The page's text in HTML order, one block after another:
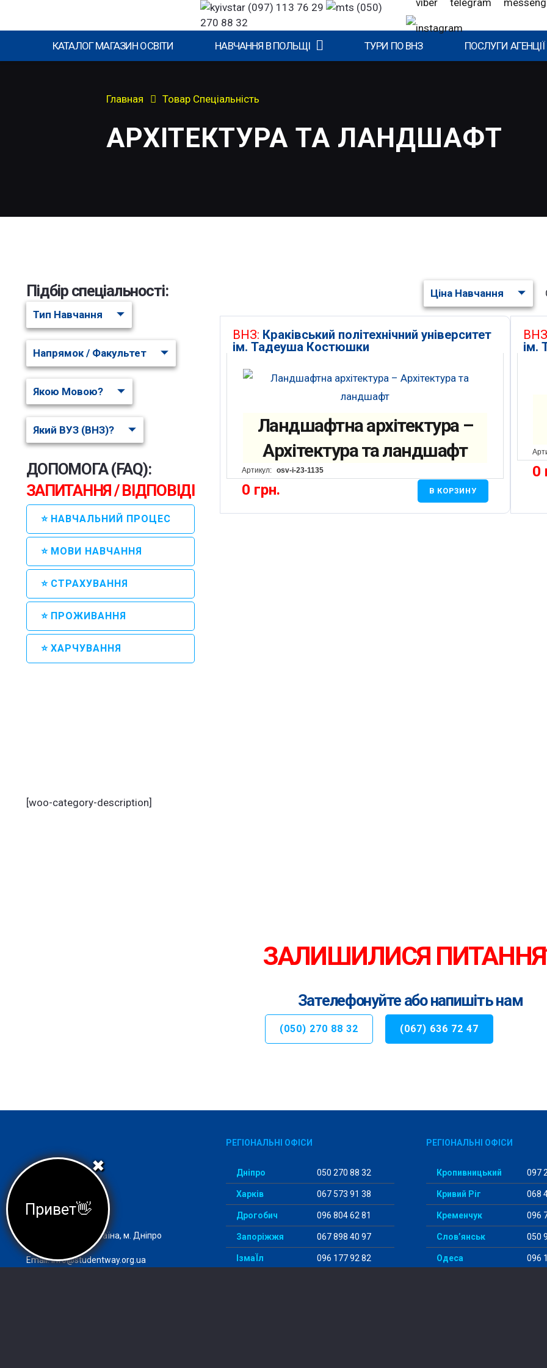
(097) 113 76 29
(050)
270 88 32
КАТАЛОГ МАГАЗИН ОСВІТИ
НАВЧАННЯ В ПОЛЬЩІ ТУРИ ПО ВНЗ ПОСЛУГИ АГЕНЦІЇ
Главная Товар Спеціальність
АРХІТЕКТУРА ТА ЛАНДШАФТ
Підбір спеціальності:
Тип Навчання
Напрямок / Факультет
Якою Мовою?
Який ВУЗ (ВНЗ)?
ДОПОМОГА (FAQ):
ЗАПИТАННЯ / ВІДПОВІДІ
⭐ НАВЧАЛЬНИЙ ПРОЦЕС
⭐ МОВИ НАВЧАННЯ
⭐ СТРАХУВАННЯ
⭐ ПРОЖИВАННЯ
⭐ ХАРЧУВАННЯ
Ціна Навчання
ВНЗ: Краківський політехнічний університет
ім. Тадеуша Костюшки
Ландшафтна архітектура –
Архітектура та ландшафт
Артикул: osv-i-23-1135
0 грн. В КОРЗИНУ
ім.
0
[woo-category-description]
ЗАЛИШИЛИСЯ
Зателефонуйте або напишіть нам
(050) 270 88 32 (067) 636 72 47
Агеція StudentWay –
комфортний вступ
Адреса: 49000, Україна, м. Дніпро
Email:info@studentway.org.ua
РЕГІОНАЛЬНІ ОФІСИ
Дніпро 050 270 88 32
Харків 067 573 91 38
Дрогобич 096 804 62 81
Запоріжжя 067 898 40 97
ІзмаЇл 096 177 92 82
РЕГІОНАЛЬНІ ОФІСИ
Кропивницький 097
Кривий Ріг 068
Кременчук 096
Слов’янськ 050
Одеса 096
✖
Привет👋